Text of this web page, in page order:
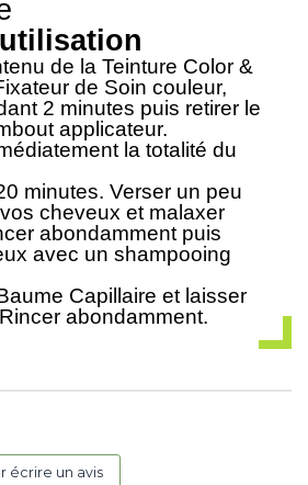
de la Teinture Color &
de Soin couleur,
2 minutes puis retirer le
applicateur.
la totalité du
minutes. Verser un peu
cheveux et malaxer
abondamment puis
avec un shampooing
Capillaire et laisser
abondamment.
écrire un avis